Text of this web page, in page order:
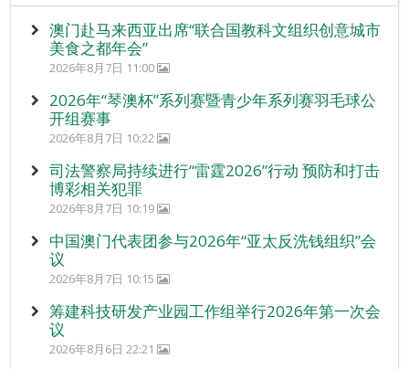
澳门赴马来西亚出席“联合国教科文组织创意城市
美食之都年会”
2026年8月7日 11:00
2026年“琴澳杯”系列赛暨青少年系列赛羽毛球公
开组赛事
2026年8月7日 10:22
司法警察局持续进行“雷霆2026”行动 预防和打击
博彩相关犯罪
2026年8月7日 10:19
中国澳门代表团参与2026年“亚太反洗钱组织”会
议
2026年8月7日 10:15
筹建科技研发产业园工作组举行2026年第一次会
议
2026年8月6日 22:21